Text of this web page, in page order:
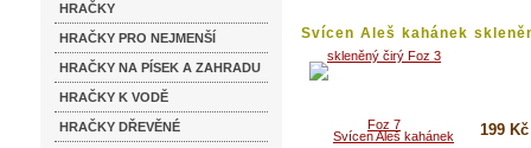
HRAČKY
HRAČKY PRO NEJMENŠÍ
HRAČKY NA PÍSEK A ZAHRADU
HRAČKY K VODĚ
HRAČKY DŘEVĚNÉ
Svícen Aleš kahánek
199 Kč